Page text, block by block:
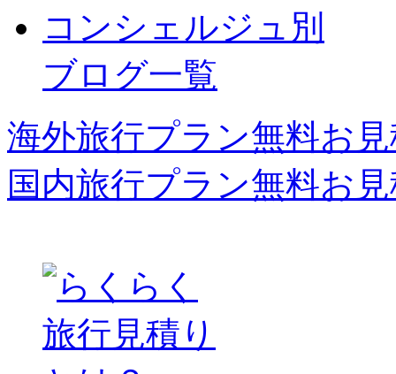
コンシェルジュ別
ブログ一覧
海外旅行プラン無料お
国内旅行プラン無料お